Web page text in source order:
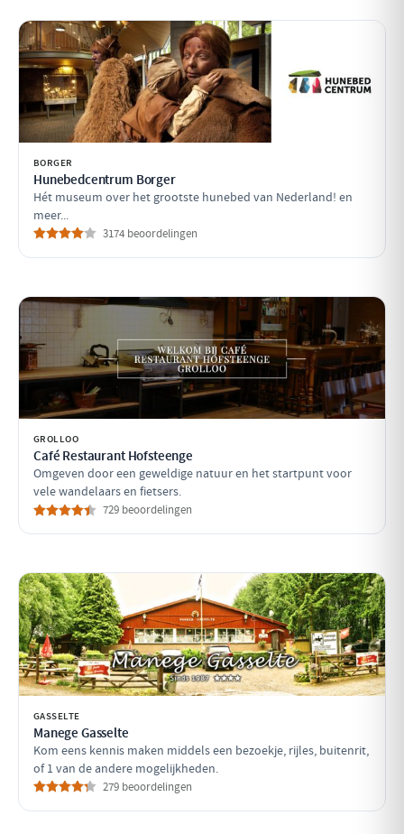
BORGER
Hunebedcentrum Borger
Hét museum over het grootste hunebed van Nederland! en
meer...
3174 beoordelingen
GROLLOO
Café Restaurant Hofsteenge
Omgeven door een geweldige natuur en het startpunt voor
vele wandelaars en fietsers.
729 beoordelingen
GASSELTE
Manege Gasselte
Kom eens kennis maken middels een bezoekje, rijles, buitenrit,
of 1 van de andere mogelijkheden.
279 beoordelingen